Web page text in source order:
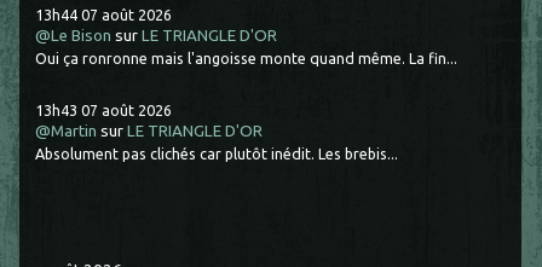
13h44 07 août 2026
@Le Bison surLE TRIANGLE D'OR
Oui ça ronronne mais l'angoisse monte quand même. La fin...
13h43 07 août 2026
@Martin surLE TRIANGLE D'OR
Absolument pas clichés car plutôt inédit. Les brebis...